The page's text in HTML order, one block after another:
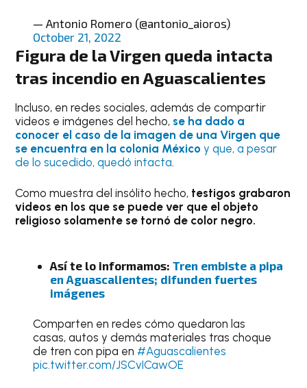
— Antonio Romero (@antonio_aioros)
October 21, 2022
Figura de la Virgen queda intacta
tras incendio en Aguascalientes
Incluso, en redes sociales, además de compartir
videos e imágenes del hecho, se ha dado a
conocer el caso de la imagen de una Virgen que
se encuentra en la colonia Méxicoy que, a pesar
de lo sucedido, quedó intacta.
Como muestra del insólito hecho, testigos grabaron
videos en los que se puede ver que el objeto
religioso solamente se tornó de color negro.
Así te lo informamos:Tren embiste a pipa
en Aguascalientes; difunden fuertes
imágenes
Comparten en redes cómo quedaron las
casas, autos y demás materiales tras choque
de tren con pipa en #Aguascalientes
pic.twitter.com/JSCvICawOE